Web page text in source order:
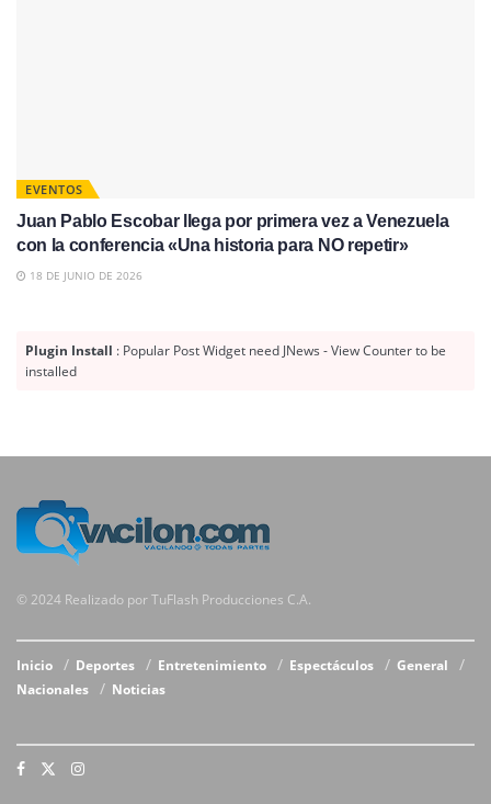
EVENTOS
Juan Pablo Escobar llega por primera vez a Venezuela
con la conferencia «Una historia para NO repetir»
18 DE JUNIO DE 2026
Plugin Install : Popular Post Widget need JNews - View Counter to be
installed
© 2024 Realizado por TuFlash Producciones C.A.
Inicio Deportes Entretenimiento Espectáculos
General
Nacionales
Noticias